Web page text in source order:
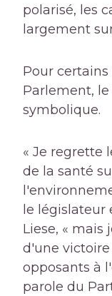
polarisé, les
largement
Pour certains
Parlement,
symbolique.
« Je regrette
de la santé
le
Liese, « mais
d'une
opposants à
parole du